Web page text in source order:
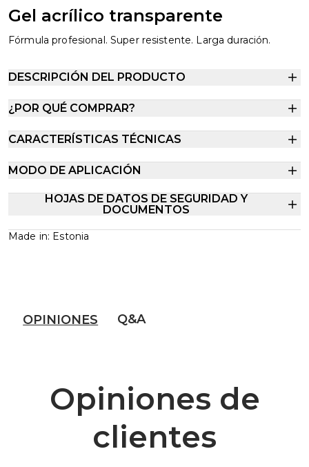
Gel acrílico transparente
Fórmula profesional. Super resistente. Larga duración.
DESCRIPCIÓN DEL PRODUCTO
¿POR QUÉ COMPRAR?
CARACTERÍSTICAS TÉCNICAS
MODO DE APLICACIÓN
HOJAS DE DATOS DE SEGURIDAD Y
DOCUMENTOS
Made in: Estonia
OPINIONES Q&A
Opiniones de
clientes